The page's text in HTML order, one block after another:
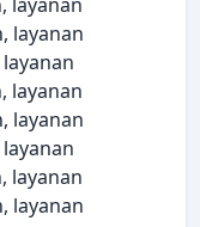
layanan
layanan
layanan
layanan
layanan